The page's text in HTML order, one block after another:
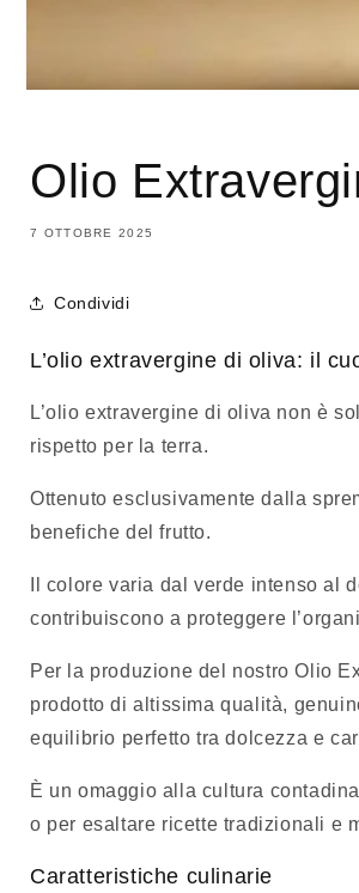
Olio
7 OTTOBRE 2025
Condividi
L’olio extravergine di oliva: il
L’olio extravergine di oliva non è
rispetto per la terra.
Ottenuto esclusivamente dalla
benefiche del frutto.
Il colore varia dal verde intenso al
contribuiscono a proteggere
Per la produzione del nostro Olio
prodotto di altissima qualità,
equilibrio perfetto tra dolcezza e
È un omaggio alla cultura
o per esaltare ricette tradizionali e
Caratteristiche culinarie